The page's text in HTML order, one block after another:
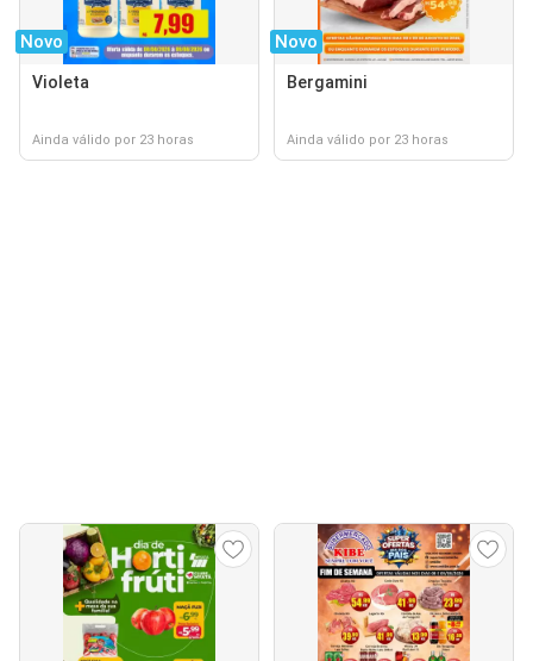
Novo
Violeta
Ainda válido por 23 horas
Novo
Bergamini
Ainda válido por 23 horas